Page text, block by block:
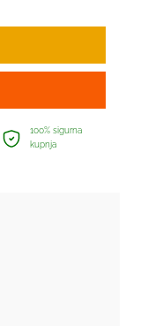
100% sigurna
kupnja